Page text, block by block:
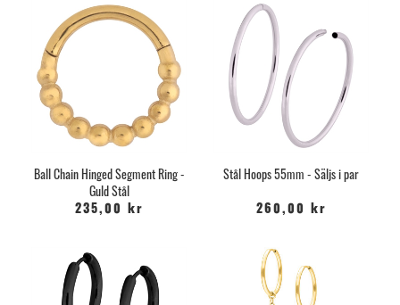
Ball Chain Hinged Segment Ring -
Guld Stål
235,00 kr
Stål Hoops 55mm - Säljs i par
260,00 kr